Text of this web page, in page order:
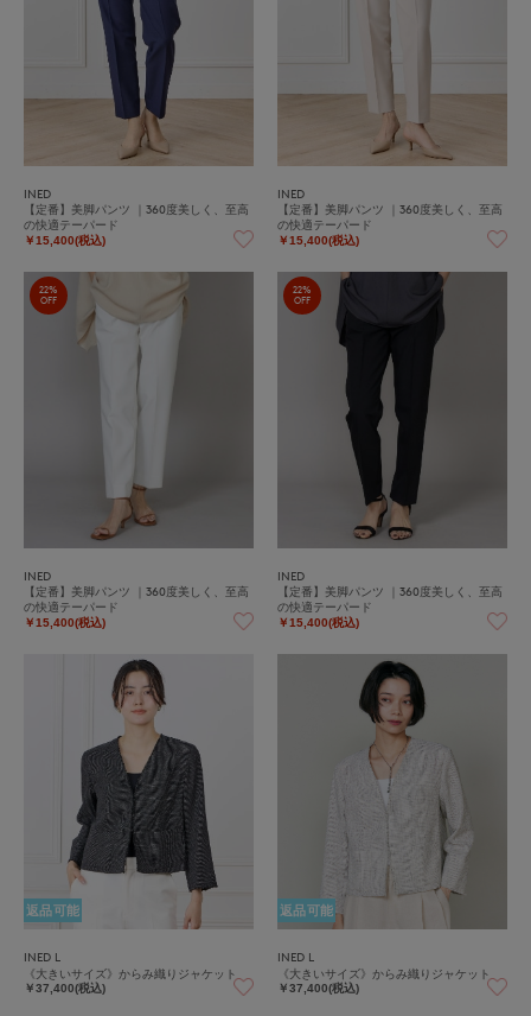
INED
【定番】美脚パンツ ｜360度美しく、至高
の快適テーパード
￥15,400(税込)
INED
【定番】美脚パンツ ｜360度美しく、至高
の快適テーパード
￥15,400(税込)
22%
OFF
INED
【定番】美脚パンツ ｜360度美しく、至高
の快適テーパード
￥15,400(税込)
22%
OFF
INED
【定番】美脚パンツ ｜360度美しく、至高
の快適テーパード
￥15,400(税込)
返品可能
INED L
《大きいサイズ》からみ織りジャケット
￥37,400(税込)
返品可能
INED L
《大きいサイズ》からみ織りジャケット
￥37,400(税込)